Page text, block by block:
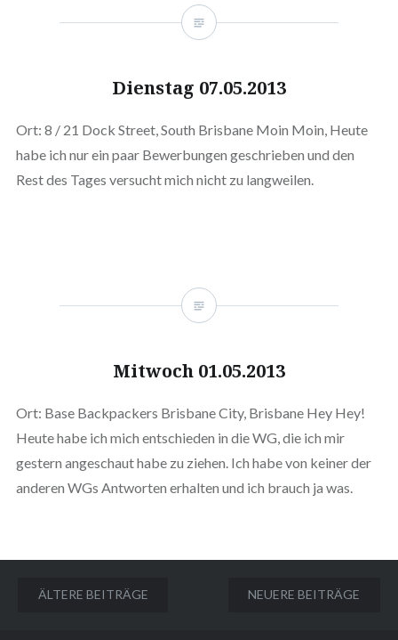
Dienstag 07.05.2013
Ort: 8 / 21 Dock Street, South Brisbane Moin Moin, Heute
habe ich nur ein paar Bewerbungen geschrieben und den
Rest des Tages versucht mich nicht zu langweilen.
Mitwoch 01.05.2013
Ort: Base Backpackers Brisbane City, Brisbane Hey Hey!
Heute habe ich mich entschieden in die WG, die ich mir
gestern angeschaut habe zu ziehen. Ich habe von keiner der
anderen WGs Antworten erhalten und ich brauch ja was.
Beitragsnavigation
ÄLTERE BEITRÄGE NEUERE BEITRÄGE